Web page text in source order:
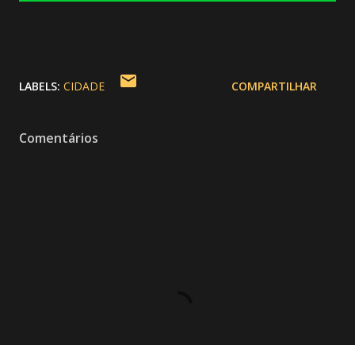
LABELS: CIDADE COMPARTILHAR
Comentários